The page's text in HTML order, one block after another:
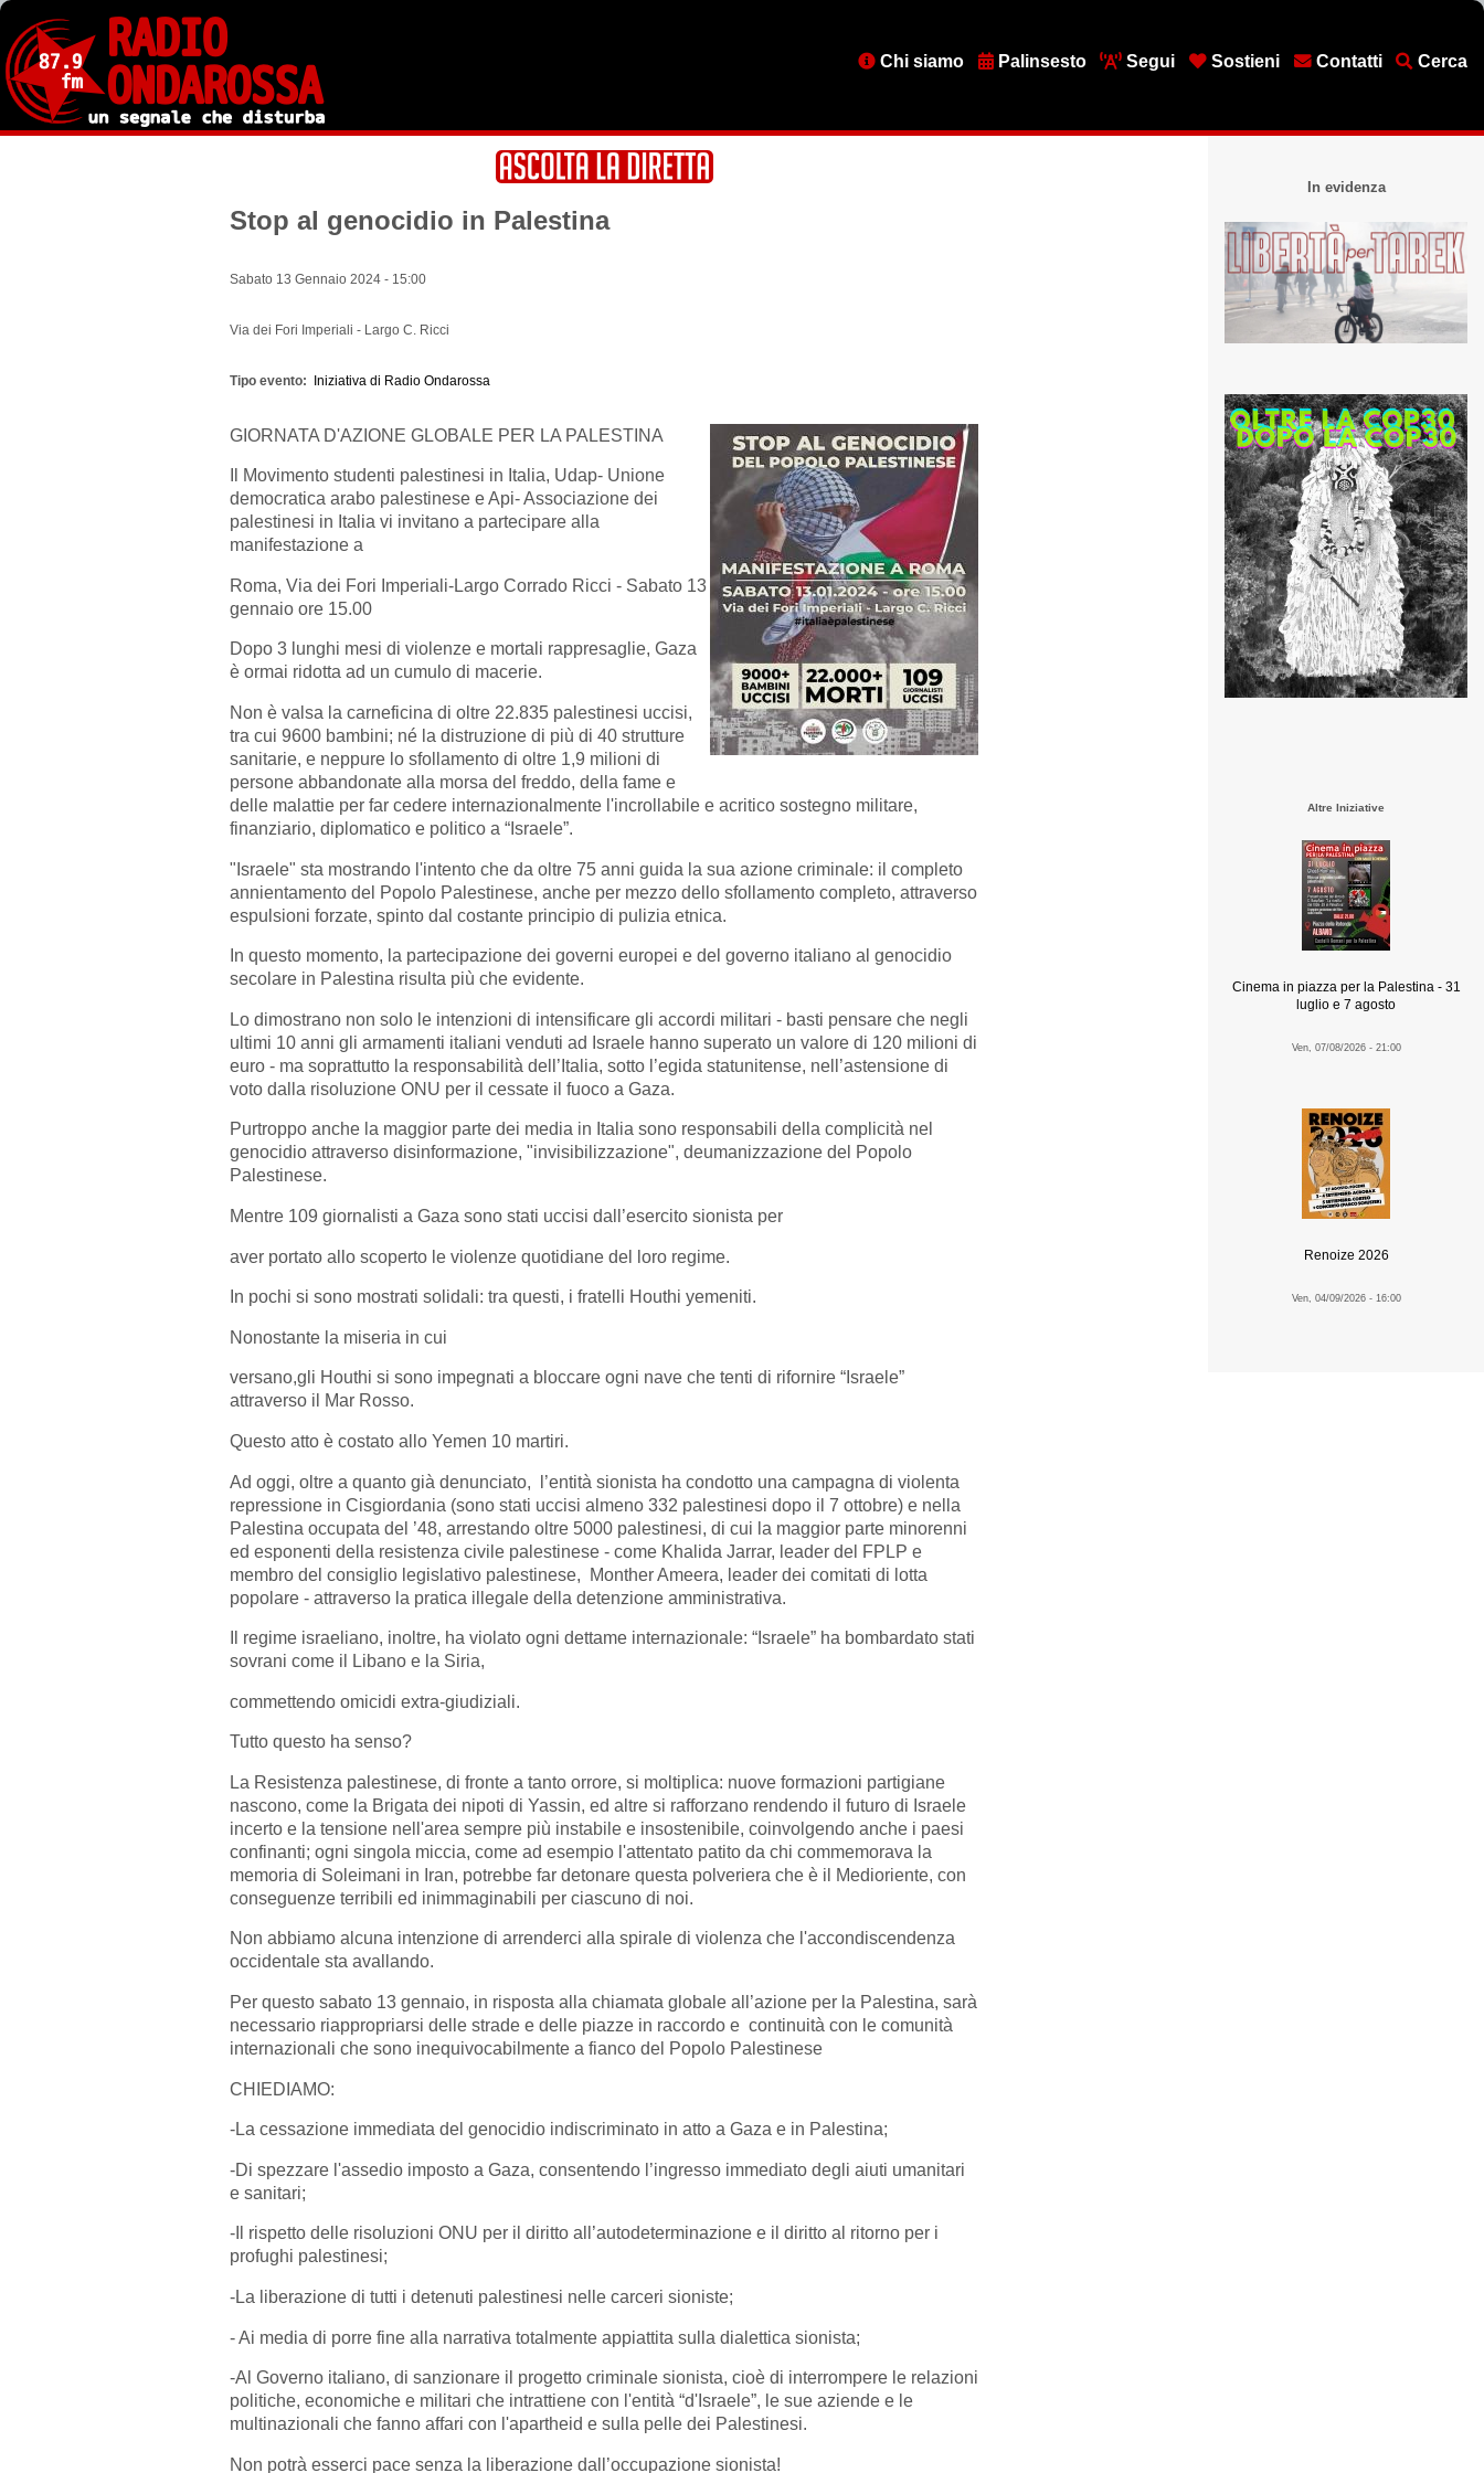
Salta
contenuto
principale
MenuChi siamo Palinsesto Segui Sostieni Contatti Cerca
Stop al genocidio in Palestina
Sabato 13 Gennaio 2024 - 15:00
Via dei Fori Imperiali - Largo C. Ricci
Tipo evento Iniziativa di Radio Ondarossa
GIORNATA D'AZIONE GLOBALE PER LA PALESTINA
Il Movimento studenti palestinesi in Italia, Udap- Unione
democratica arabo palestinese e Api- Associazione dei
palestinesi in Italia vi invitano a partecipare alla
manifestazione a
Roma, Via dei Fori Imperiali-Largo Corrado Ricci - Sabato 13
gennaio ore 15.00
Dopo 3 lunghi mesi di violenze e mortali rappresaglie, Gaza
è ormai ridotta ad un cumulo di macerie.
Non è valsa la carneficina di oltre 22.835 palestinesi uccisi,
tra cui 9600 bambini; né la distruzione di più di 40 strutture
sanitarie, e neppure lo sfollamento di oltre 1,9 milioni di
persone abbandonate alla morsa del freddo, della fame e
delle malattie per far cedere internazionalmente l'incrollabile e acritico sostegno militare,
finanziario, diplomatico e politico a “Israele”.
"Israele" sta mostrando l'intento che da oltre 75 anni guida la sua azione criminale: il completo
annientamento del Popolo Palestinese, anche per mezzo dello sfollamento completo, attraverso
espulsioni forzate, spinto dal costante principio di pulizia etnica.
In questo momento, la partecipazione dei governi europei e del governo italiano al genocidio
secolare in Palestina risulta più che evidente.
Lo dimostrano non solo le intenzioni di intensificare gli accordi militari - basti pensare che negli
ultimi 10 anni gli armamenti italiani venduti ad Israele hanno superato un valore di 120 milioni di
euro - ma soprattutto la responsabilità dell’Italia, sotto l’egida statunitense, nell’astensione di
voto dalla risoluzione ONU per il cessate il fuoco a Gaza.
Purtroppo anche la maggior parte dei media in Italia sono responsabili della complicità nel
genocidio attraverso disinformazione, "invisibilizzazione", deumanizzazione del Popolo
Palestinese.
Mentre 109 giornalisti a Gaza sono stati uccisi dall’esercito sionista per
aver portato allo scoperto le violenze quotidiane del loro regime.
In pochi si sono mostrati solidali: tra questi, i fratelli Houthi yemeniti.
Nonostante la miseria in cui
versano,gli Houthi si sono impegnati a bloccare ogni nave che tenti di rifornire “Israele”
attraverso il Mar Rosso.
Questo atto è costato allo Yemen 10 martiri.
Ad oggi, oltre a quanto già denunciato, l’entità sionista ha condotto una campagna di violenta
repressione in Cisgiordania (sono stati uccisi almeno 332 palestinesi dopo il 7 ottobre) e nella
Palestina occupata del ’48, arrestando oltre 5000 palestinesi, di cui la maggior parte minorenni
ed esponenti della resistenza civile palestinese - come Khalida Jarrar, leader del FPLP e
membro del consiglio legislativo palestinese, Monther Ameera, leader dei comitati di lotta
popolare - attraverso la pratica illegale della detenzione amministrativa.
Il regime israeliano, inoltre, ha violato ogni dettame internazionale: “Israele” ha bombardato stati
sovrani come il Libano e la Siria,
commettendo omicidi extra-giudiziali.
Tutto questo ha senso?
La Resistenza palestinese, di fronte a tanto orrore, si moltiplica: nuove formazioni partigiane
nascono, come la Brigata dei nipoti di Yassin, ed altre si rafforzano rendendo il futuro di Israele
incerto e la tensione nell'area sempre più instabile e insostenibile, coinvolgendo anche i paesi
confinanti; ogni singola miccia, come ad esempio l'attentato patito da chi commemorava la
memoria di Soleimani in Iran, potrebbe far detonare questa polveriera che è il Medioriente, con
conseguenze terribili ed inimmaginabili per ciascuno di noi.
Non abbiamo alcuna intenzione di arrenderci alla spirale di violenza che l'accondiscendenza
occidentale sta avallando.
Per questo sabato 13 gennaio, in risposta alla chiamata globale all’azione per la Palestina, sarà
necessario riappropriarsi delle strade e delle piazze in raccordo e continuità con le comunità
internazionali che sono inequivocabilmente a fianco del Popolo Palestinese
CHIEDIAMO:
-La cessazione immediata del genocidio indiscriminato in atto a Gaza e in Palestina;
-Di spezzare l'assedio imposto a Gaza, consentendo l’ingresso immediato degli aiuti umanitari
e sanitari;
-Il rispetto delle risoluzioni ONU per il diritto all’autodeterminazione e il diritto al ritorno per i
profughi palestinesi;
-La liberazione di tutti i detenuti palestinesi nelle carceri sioniste;
- Ai media di porre fine alla narrativa totalmente appiattita sulla dialettica sionista;
-Al Governo italiano, di sanzionare il progetto criminale sionista, cioè di interrompere le relazioni
politiche, economiche e militari che intrattiene con l'entità “d'Israele”, le sue aziende e le
multinazionali che fanno affari con l'apartheid e sulla pelle dei Palestinesi.
Non potrà esserci pace senza la liberazione dall’occupazione sionista!
In evidenza
Altre Iniziative
Cinema in piazza per la Palestina - 31
luglio e 7 agosto
Ven, 07/08/2026 - 21:00
Renoize 2026
Ven, 04/09/2026 - 16:00